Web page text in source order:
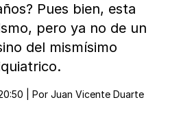
Pues bien, esta
pero ya no de un
del mismísimo
| Por Juan Vicente Duarte